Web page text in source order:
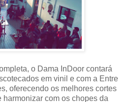
o Dama InDoor contará
em vinil e com a Entre
oferecendo os melhores cortes
com os chopes da